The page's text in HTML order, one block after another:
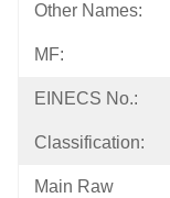
Other Names:
MF:
EINECS No.:
Classification:
Main Raw